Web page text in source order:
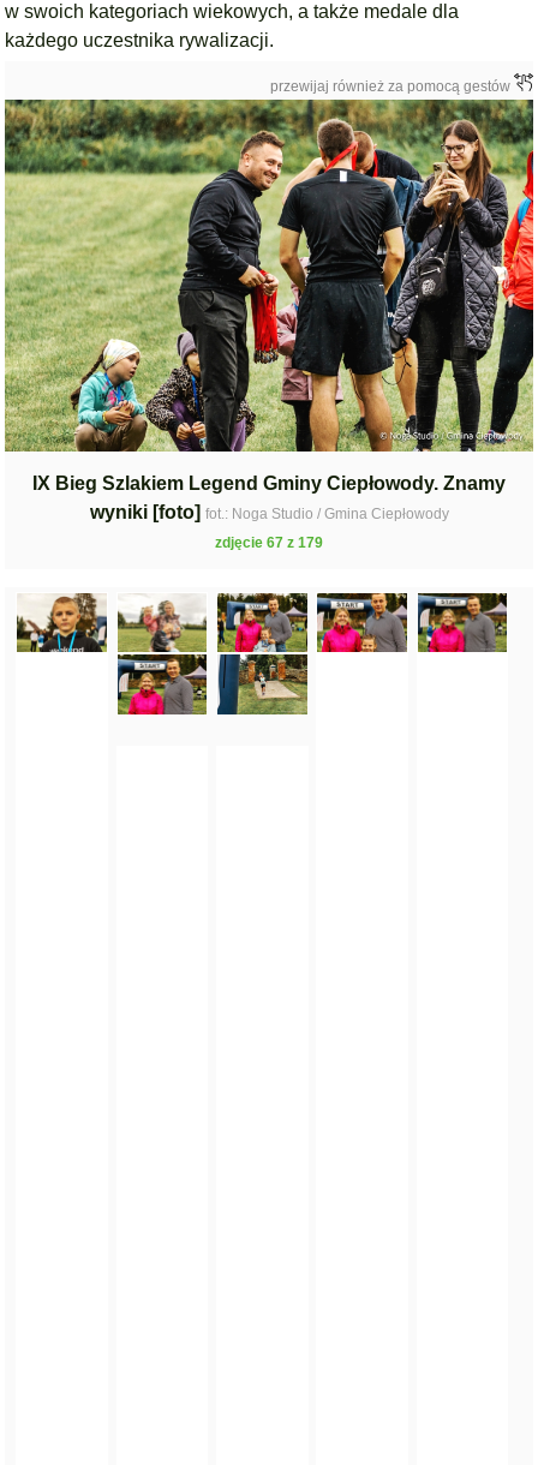
w swoich kategoriach wiekowych, a także medale dla
każdego uczestnika rywalizacji.
przewijaj również za pomocą gestów
IX Bieg Szlakiem Legend Gminy Ciepłowody. Znamy
wyniki [foto] fot.: Noga Studio / Gmina Ciepłowody
zdjęcie 67 z 179